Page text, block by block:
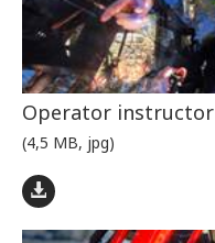
Operator instructor
(4,5 MB, jpg)